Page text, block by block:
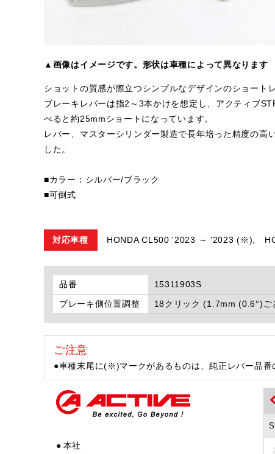
▲画像はイメージです。形状は車種によって異なります
ショットの質感が際立つシンプルなデザインのショートレ
ブレーキレバーは指2～3本かけを想定し、アクティブ
べると約25mmショートになっています。
レバー、マスターシリンダー製造で長年培った精度の高
した。
■カラー：シルバー/ブラック
■可倒式
対応車種 HONDA CL500 '2023 ～ '2023 (※),
品番 15311903S
ブレーキ側位置調整
18クリック (1.7mm (0.6°)ご
ご注意
●車種末尾に(※)マークがあるものは、純正レバー品番
● 本社